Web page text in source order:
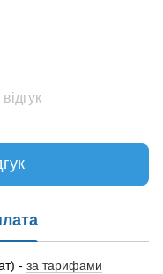
- за тарифами